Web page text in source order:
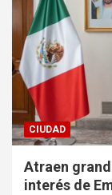
CIUDAD
Atraen
interés de